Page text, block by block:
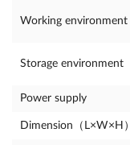
Working environment
Storage environment
Power supply
Dimension（L×W×H）